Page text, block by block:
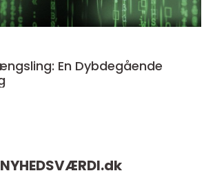
En Dybdegående
NYHEDSVÆRDI.dk